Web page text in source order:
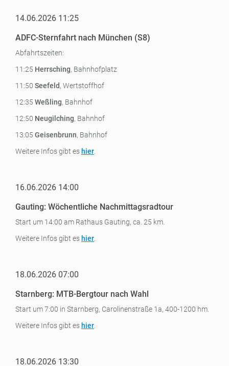
14.06.2026 11:25
ADFC-Sternfahrt nach München (S8)
Abfahrtszeiten:
11:25 Herrsching, Bahnhofplatz
11:50 Seefeld, Wertstoffhof
12:35 Weßling, Bahnhof
12:50 Neugilching, Bahnhof
13:05 Geisenbrunn, Bahnhof
Weitere Infos gibt es hier
16.06.2026 14:00
Gauting: Wöchentliche Nachmittagsradtour
Start um 14:00 am Rathaus Gauting, ca. 25 km.
Weitere Infos gibt es hier
18.06.2026 07:00
Starnberg: MTB-Bergtour nach Wahl
Start um 7:00 in Starnberg, Carolinenstraße 1a, 400-1200 hm.
Weitere Infos gibt es hier
18.06.2026 13:30